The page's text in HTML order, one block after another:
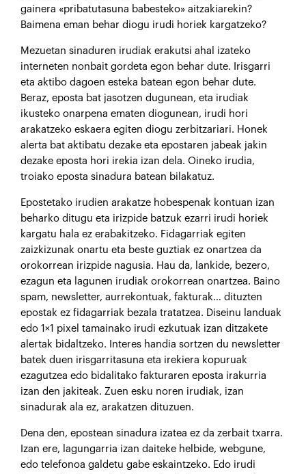
gainera «pribatutasuna babesteko» aitzakiarekin?
Baimena eman behar diogu irudi horiek kargatzeko?
Mezuetan sinaduren irudiak erakutsi ahal izateko
interneten nonbait gordeta egon behar dute. Irisgarri
eta aktibo dagoen esteka batean egon behar dute.
Beraz, eposta bat jasotzen dugunean, eta irudiak
ikusteko onarpena ematen diogunean, irudi hori
arakatzeko eskaera egiten diogu zerbitzariari. Honek
alerta bat aktibatu dezake eta epostaren jabeak jakin
dezake eposta hori irekia izan dela. Oineko irudia,
troiako eposta sinadura batean bilakatuz.
Epostetako irudien arakatze hobespenak kontuan izan
beharko ditugu eta irizpide batzuk ezarri irudi horiek
kargatu hala ez erabakitzeko. Fidagarriak egiten
zaizkizunak onartu eta beste guztiak ez onartzea da
orokorrean irizpide nagusia. Hau da, lankide, bezero,
ezagun eta lagunen irudiak orokorrean onartzea. Baino
spam, newsletter, aurrekontuak, fakturak… dituzten
epostak ez fidagarriak bezala tratatzea. Diseinu landuak
edo 1×1 pixel tamainako irudi ezkutuak izan ditzakete
alertak bidaltzeko. Interes handia sortzen du newsletter
batek duen irisgarritasuna eta irekiera kopuruak
ezagutzea edo bidalitako fakturaren eposta irakurria
izan den jakiteak. Zuen esku noren irudiak, izan
sinadurak ala ez, arakatzen dituzuen.
Dena den, epostean sinadura izatea ez da zerbait txarra.
Izan ere, lagungarria izan daiteke helbide, webgune,
edo telefonoa galdetu gabe eskaintzeko. Edo irudi